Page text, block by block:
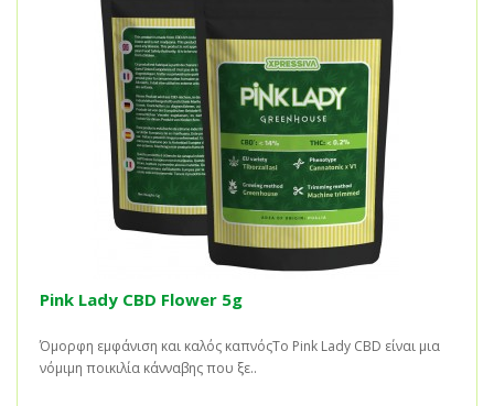
Pink Lady CBD Flower 5g
Όμορφη εμφάνιση και καλός καπνόςΤο Pink Lady CBD είναι μια
νόμιμη ποικιλία κάνναβης που ξε..